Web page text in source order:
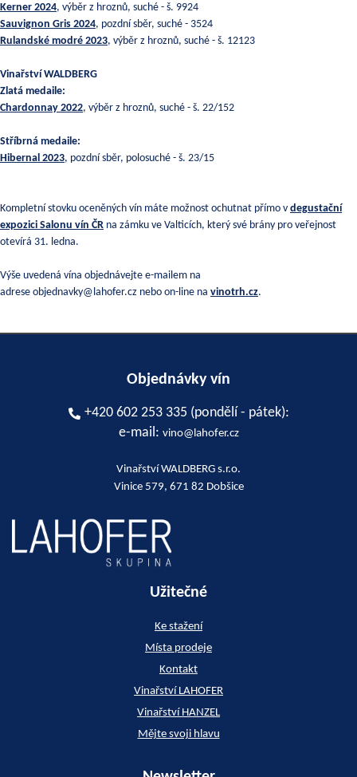
Kerner 2024, výběr z hroznů, suché - š. 9924
Sauvignon Gris 2024, pozdní sběr, suché - 3524
Rulandské modré 2023, výběr z hroznů, suché - š. 12123
Vinařství WALDBERG
Zlatá medaile:
Chardonnay 2022, výběr z hroznů, suché - š. 22/152
Stříbrná medaile:
Hibernal 2023, pozdní sběr, polosuché - š. 23/15
Kompletní stovku oceněných vín máte možnost ochutnat přímo v degustační
expozici Salonu vín ČR na zámku ve Valticích, který své brány pro veřejnost
otevírá 31. ledna.
Výše uvedená vína objednávejte e-mailem na
adrese objednavky@lahofer.cz nebo on-line na vinotrh.cz.
Objednávky vín
+420 602 253 335 (pondělí - pátek):
e-mail: vino@lahofer.cz
Vinařství WALDBERG s.r.o.
Vinice 579, 671 82 Dobšice
Užitečné
Ke stažení
Místa prodeje
Kontakt
Vinařství LAHOFER
Vinařství HANZEL
Mějte svoji hlavu